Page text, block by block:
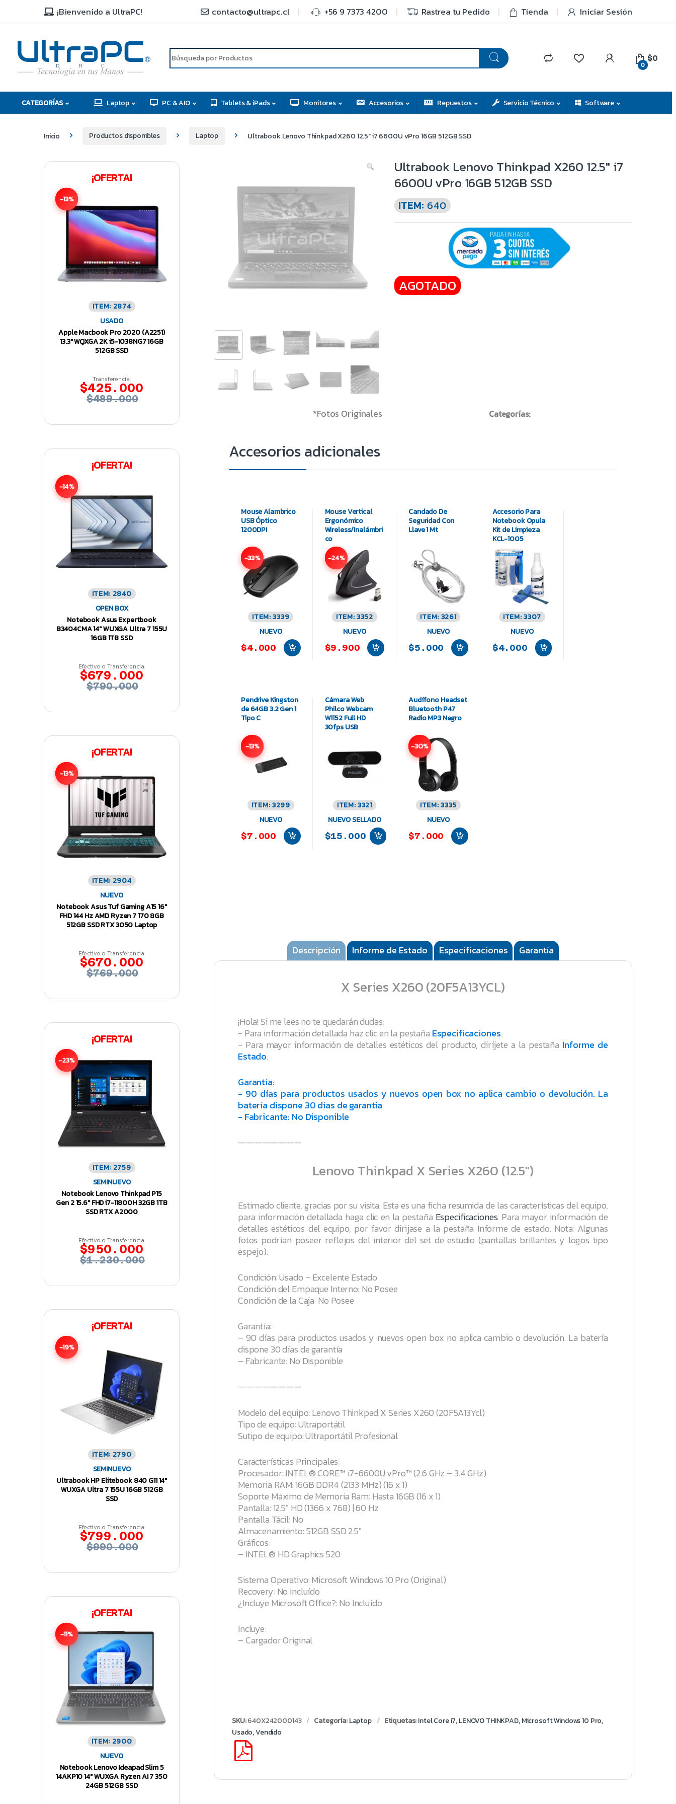
¡Bienvenido a UltraPC! contacto@ultrapc.cl +56 9 7373 4200 Rastrea tu Pedido Tienda Iniciar Sesión
C
H
D
R
0
$0
CATEGORÍAS Laptop PC & AIO Tablets & iPads Monitores Accesorios Repuestos Servicio Técnico Software
Inicio Productos disponibles Laptop Ultrabook Lenovo Thinkpad X260 12.5″ i7 6600U vPro 16GB 512GB SSD
Ultrabook Lenovo Thinkpad X260 12.5″ i7
6600U vPro 16GB 512GB SSD
ITEM: 640
AGOTADO
*Fotos Originales Categorías:
Mouse Alambrico
USB Óptico
1200DPI
-33%
ITEM: 3339
NUEVO
$4.000
Mouse Vertical
Ergonómico
Wireless/Inalámbri
co
-24%
ITEM: 3352
NUEVO
$9.900
Candado De
Seguridad Con
Llave 1 Mt
ITEM: 3261
NUEVO
$5.000
Accesorio Para
Notebook Opula
Kit de Limpieza
KCL-1005
ITEM: 3307
NUEVO
$4.000
Pendrive Kingston
de 64GB 3.2 Gen 1
Tipo C
-13%
ITEM: 3299
NUEVO
$7.000
Cámara Web
Philco Webcam
W1152 Full HD
30fps USB
ITEM: 3321
NUEVO SELLADO
$15.000
Audífono Headset
Bluetooth P47
Radio MP3 Negro
-30%
ITEM: 3335
NUEVO
$7.000
Descripción Informe de Estado Especificaciones Garantía
X Series X260 (20F5A13YCL)
¡Hola! Si me lees no te quedarán dudas:
- Para información detallada haz clic en la pestaña Especificaciones.
- Para mayor información de detalles estéticos del producto, diríjete a la pestaña Informe de
Estado.
Garantía:
- 90 días para productos usados y nuevos open box no aplica cambio o devolución. La
batería dispone 30 días de garantía
- Fabricante: No Disponible
————————
Lenovo Thinkpad X Series X260 (12.5″)
Estimado cliente, gracias por su visita. Esta es una ficha resumida de las características del equipo,
para información detallada haga clic en la pestaña Especificaciones. Para mayor información de
detalles estéticos del equipo, por favor dirijase a la pestaña Informe de estado. Nota: Algunas
fotos podrían poseer reflejos del interior del set de estudio (pantallas brillantes y logos tipo
espejo).
Condición: Usado – Excelente Estado
Condición del Empaque Interno: No Posee
Condición de la Caja: No Posee
Garantía:
– 90 días para productos usados y nuevos open box no aplica cambio o devolución. La batería
dispone 30 días de garantía
– Fabricante: No Disponible
————————
Modelo del equipo: Lenovo Thinkpad X Series X260 (20F5A13Ycl)
Tipo de equipo: Ultraportátil
Sutipo de equipo: Ultraportátil Profesional
Características Principales:
Procesador: INTEL® CORE™ i7-6600U vPro™ (2.6 GHz – 3.4 GHz)
Memoria RAM: 16GB DDR4 (2133 MHz) (16 x 1)
Soporte Máximo de Memoria Ram: Hasta 16GB (16 x 1)
Pantalla: 12.5″ HD (1366 x 768) | 60 Hz
Pantalla Tácil: No
Almacenamiento: 512GB SSD 2.5″
Gráficos:
– INTEL® HD Graphics 520
Sistema Operativo: Microsoft Windows 10 Pro (Original)
Recovery: No Incluído
¿Incluye Microsoft Office?: No Incluído
Incluye:
– Cargador Original
SKU:640X242000143 Categoría:Laptop Etiquetas:Intel Core i7,LENOVO THINKPAD,Microsoft Windows 10 Pro,
Usado,Vendido
¡OFERTA!
-13%
ITEM: 2874
USADO
Apple Macbook Pro 2020 (A2251)
13.3″ WQXGA 2K i5-1038NG7 16GB
512GB SSD
Transferencia:
$425.000
$489.000
¡OFERTA!
-14%
ITEM: 2840
OPEN BOX
Notebook Asus Expertbook
B3404CMA 14″ WUXGA Ultra 7 155U
16GB 1TB SSD
Efectivo o Transferencia:
$679.000
$790.000
¡OFERTA!
-13%
ITEM: 2904
NUEVO
Notebook Asus Tuf Gaming A15 16″
FHD 144 Hz AMD Ryzen 7 170 8GB
512GB SSD RTX 3050 Laptop
Efectivo o Transferencia:
$670.000
$769.000
¡OFERTA!
-23%
ITEM: 2759
SEMINUEVO
Notebook Lenovo Thinkpad P15
Gen 2 15.6″ FHD i7-11800H 32GB 1TB
SSD RTX A2000
Efectivo o Transferencia:
$950.000
$1.230.000
¡OFERTA!
-19%
ITEM: 2790
SEMINUEVO
Ultrabook HP Elitebook 840 G11 14″
WUXGA Ultra 7 155U 16GB 512GB
SSD
Efectivo o Transferencia:
$799.000
$990.000
¡OFERTA!
-11%
ITEM: 2900
NUEVO
Notebook Lenovo Ideapad Slim 5
14AKP10 14″ WUXGA Ryzen AI 7 350
24GB 512GB SSD